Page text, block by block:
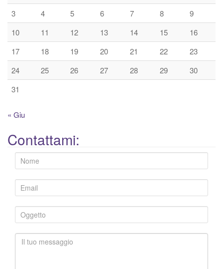
3
4 5 6 7 8
9
10
11 12 13 14 15
16
17
18 19 20 21 22
23
24
25 26 27 28 29
30
31
« Giu
Contattami: